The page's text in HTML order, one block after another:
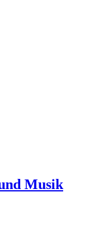
Musik